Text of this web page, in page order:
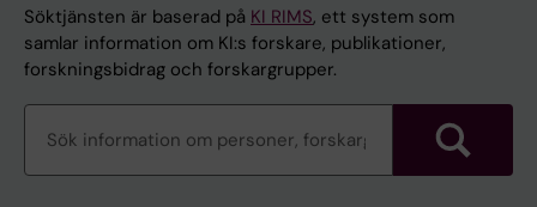
Söktjänsten är baserad på KI RIMS, ett system som
samlar information om KI:s forskare, publikationer,
forskningsbidrag och forskargrupper.
forskningsinformation
Sök